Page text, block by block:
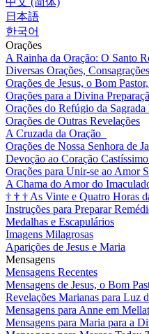
日本語
한국어
Orações
A Rainha da Oração: O Santo
Diversas Orações,
Orações de Jesus, o Bom
Orações para a Divina
Orações do Refúgio da Sagrada
Orações de Outras Revelações
A Cruzada da Oração
Orações de Nossa Senhora de
Devoção ao Coração
Orações para Unir-se ao Amor
A Chama do Amor do
† † † As Vinte e Quatro Horas
Instruções para Preparar
Medalhas e Escapulários
Imagens Milagrosas
Aparições de Jesus e Maria
Mensagens
Mensagens Recentes
Mensagens de Jesus, o Bom
Revelações Marianas para Luz
Mensagens para Anne em
Mensagens para Maria para a